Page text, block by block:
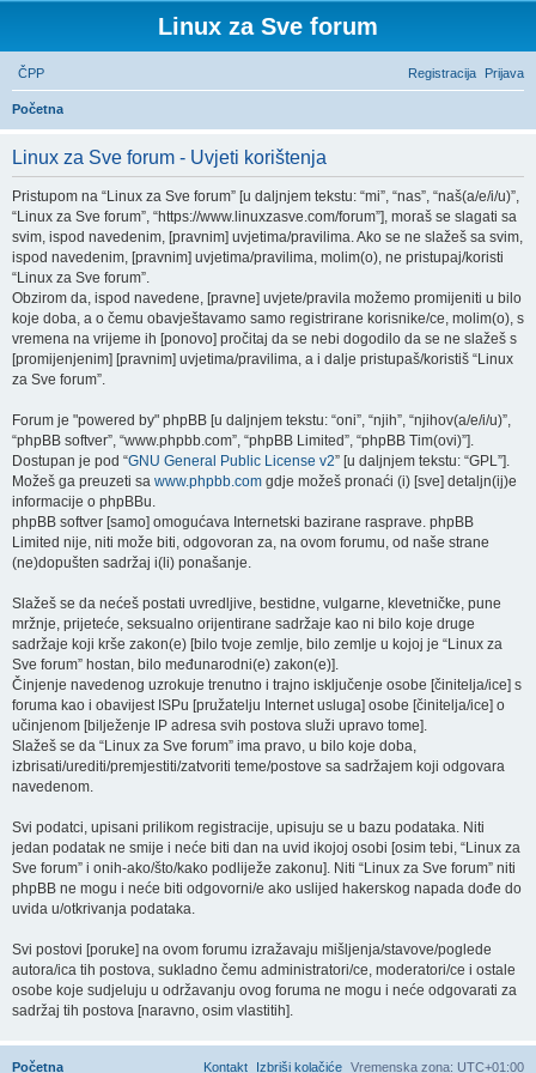
Linux za Sve forum
ČPP Prijava
Registracija
Početna
Linux za Sve forum - Uvjeti korištenja
Pristupom na “Linux za Sve forum” [u daljnjem tekstu: “mi”, “nas”, “naš(a/e/i/u)”,
“Linux za Sve forum”, “https://www.linuxzasve.com/forum”], moraš se slagati sa
svim, ispod navedenim, [pravnim] uvjetima/pravilima. Ako se ne slažeš sa svim,
ispod navedenim, [pravnim] uvjetima/pravilima, molim(o), ne pristupaj/koristi
“Linux za Sve forum”.
Obzirom da, ispod navedene, [pravne] uvjete/pravila možemo promijeniti u bilo
koje doba, a o čemu obavještavamo samo registrirane korisnike/ce, molim(o), s
vremena na vrijeme ih [ponovo] pročitaj da se nebi dogodilo da se ne slažeš s
[promijenjenim] [pravnim] uvjetima/pravilima, a i dalje pristupaš/koristiš “Linux
za Sve forum”.
Forum je "powered by" phpBB [u daljnjem tekstu: “oni”, “njih”, “njihov(a/e/i/u)”,
“phpBB softver”, “www.phpbb.com”, “phpBB Limited”, “phpBB Tim(ovi)”].
Dostupan je pod “GNU General Public License v2” [u daljnjem tekstu: “GPL”].
Možeš ga preuzeti sa www.phpbb.com gdje možeš pronaći (i) [sve] detaljn(ij)e
informacije o phpBBu.
phpBB softver [samo] omogućava Internetski bazirane rasprave. phpBB
Limited nije, niti može biti, odgovoran za, na ovom forumu, od naše strane
(ne)dopušten sadržaj i(li) ponašanje.
Slažeš se da nećeš postati uvredljive, bestidne, vulgarne, klevetničke, pune
mržnje, prijeteće, seksualno orijentirane sadržaje kao ni bilo koje druge
sadržaje koji krše zakon(e) [bilo tvoje zemlje, bilo zemlje u kojoj je “Linux za
Sve forum” hostan, bilo međunarodni(e) zakon(e)].
Činjenje navedenog uzrokuje trenutno i trajno isključenje osobe [činitelja/ice] s
foruma kao i obavijest ISPu [pružatelju Internet usluga] osobe [činitelja/ice] o
učinjenom [bilježenje IP adresa svih postova služi upravo tome].
Slažeš se da “Linux za Sve forum” ima pravo, u bilo koje doba,
izbrisati/urediti/premjestiti/zatvoriti teme/postove sa sadržajem koji odgovara
navedenom.
Svi podatci, upisani prilikom registracije, upisuju se u bazu podataka. Niti
jedan podatak ne smije i neće biti dan na uvid ikojoj osobi [osim tebi, “Linux za
Sve forum” i onih-ako/što/kako podliježe zakonu]. Niti “Linux za Sve forum” niti
phpBB ne mogu i neće biti odgovorni/e ako uslijed hakerskog napada dođe do
uvida u/otkrivanja podataka.
Svi postovi [poruke] na ovom forumu izražavaju mišljenja/stavove/poglede
autora/ica tih postova, sukladno čemu administratori/ce, moderatori/ce i ostale
osobe koje sudjeluju u održavanju ovog foruma ne mogu i neće odgovarati za
sadržaj tih postova [naravno, osim vlastitih].
Početna Vremenska zona: UTC+01:00
Izbriši kolačiće
Kontakt